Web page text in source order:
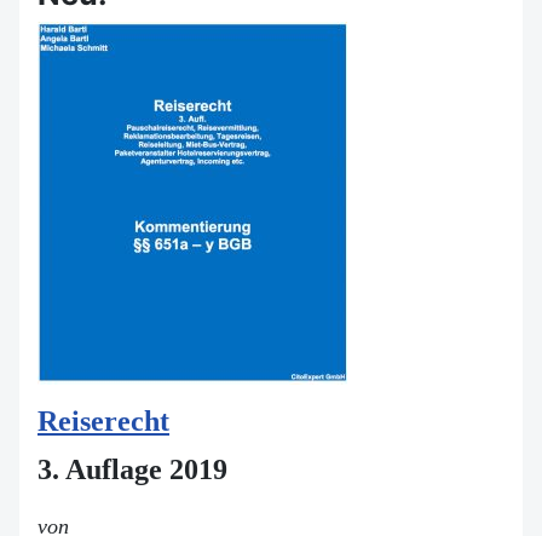
Reiserecht
3. Auflage 2019
von